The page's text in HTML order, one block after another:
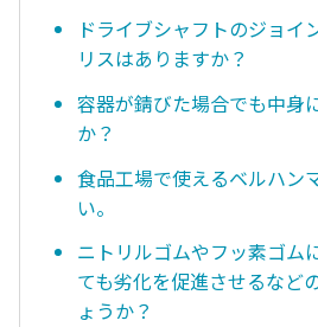
ドライブシャフトのジョイ
リスはありますか？
容器が錆びた場合でも中身
か？
食品工場で使えるベルハン
い。
ニトリルゴムやフッ素ゴム
ても劣化を促進させるなど
ょうか？